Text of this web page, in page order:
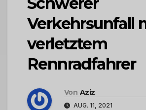
Verkehrsunfall
verletztem
Rennradfahrer
Von Aziz
AUG. 11, 2021